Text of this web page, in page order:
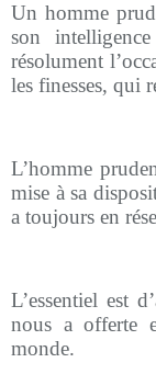
Un homme
son
résolument
les finesses, qui
L’homme
mise à sa
a toujours en
L’essentiel est
nous a offerte
monde.